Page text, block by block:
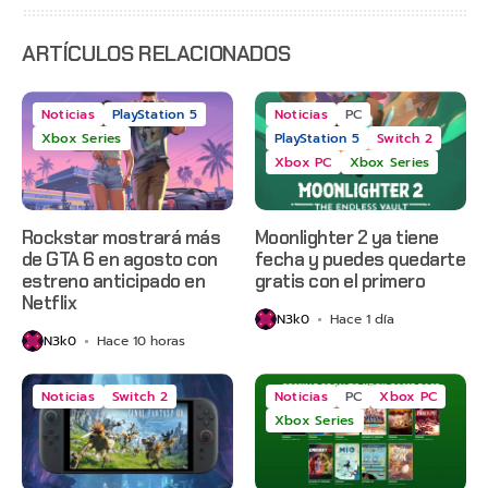
2 y más
ARTÍCULOS RELACIONADOS
Noticias
PlayStation 5
Xbox Series
Rockstar mostrará más
de GTA 6 en agosto con
estreno anticipado en
Netflix
N3k0 Hace 10 horas
Noticias
PC
PlayStation 5
Switch 2
Xbox PC
Xbox Series
Moonlighter 2 ya tiene
fecha y puedes quedarte
gratis con el primero
N3k0 Hace 1 día
Noticias Switch 2 Noticias PC
Xbox PC
Xbox Series